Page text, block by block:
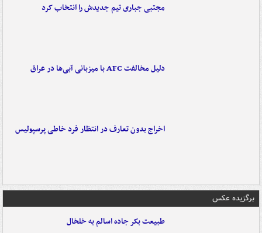
مجتبی جباری تیم جدیدش را انتخاب کرد
دلیل مخالفت AFC با میزبانی آبی‌ها در عراق
اخراج بدون تعارف در انتظار فرد خاطی پرسپولیس
برگزیده عکس
طبیعت بکر جاده اسالم به خلخال